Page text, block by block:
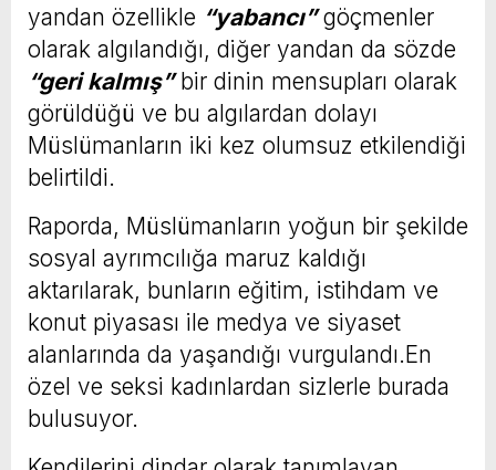
yandan özellikle “yabancı”göçmenler
olarak algılandığı, diğer yandan da sözde
“geri kalmış”bir dinin mensupları olarak
görüldüğü ve bu algılardan dolayı
Müslümanların iki kez olumsuz etkilendiği
belirtildi.
Raporda, Müslümanların yoğun bir şekilde
sosyal ayrımcılığa maruz kaldığı
aktarılarak, bunların eğitim, istihdam ve
konut piyasası ile medya ve siyaset
alanlarında da yaşandığı vurgulandı.En
özel ve seksi kadınlardan sizlerle burada
bulusuyor.